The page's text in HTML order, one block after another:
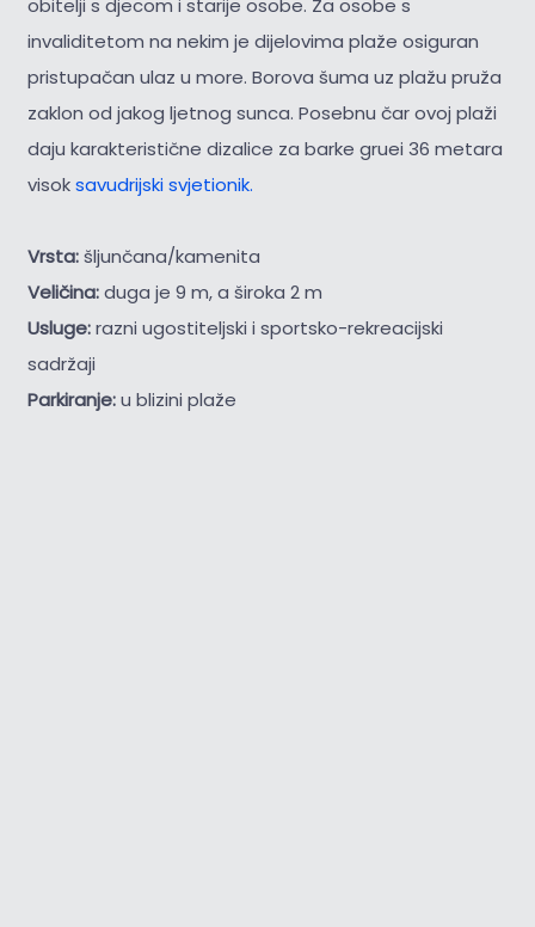
obitelji s djecom i starije osobe. Za osobe s
invaliditetom na nekim je dijelovima plaže osiguran
pristupačan ulaz u more. Borova šuma uz plažu pruža
zaklon od jakog ljetnog sunca. Posebnu čar ovoj plaži
daju karakteristične dizalice za barke gruei 36 metara
visoksavudrijski svjetionik.
Vrsta:šljunčana/kamenita
Veličina:duga je 9 m, a široka 2 m
Usluge:razni ugostiteljski i sportsko-rekreacijski
sadržaji
Parkiranje:u blizini plaže